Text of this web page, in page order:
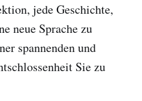
jede Geschichte,
neue Sprache zu
spannenden und
Sie zu